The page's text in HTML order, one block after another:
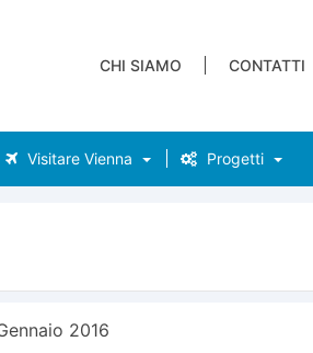
CHI SIAMO CONTATTI
Visitare Vienna Progetti
2016